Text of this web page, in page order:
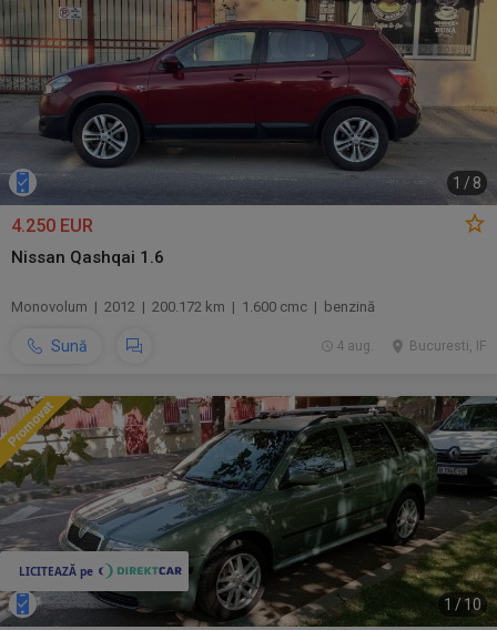
1 / 8
4.250 EUR
Nissan Qashqai 1.6
Monovolum | 2012 | 200.172 km | 1.600 cmc | benzină
Sună Bucuresti, IF
4 aug.
1 /10